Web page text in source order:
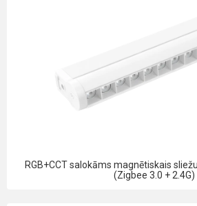
RGB+CCT salokāms magnētiskais
(Zigbee 3.0 + 2.4G)